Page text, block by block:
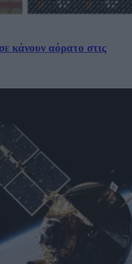
κάνουν αόρατο στις